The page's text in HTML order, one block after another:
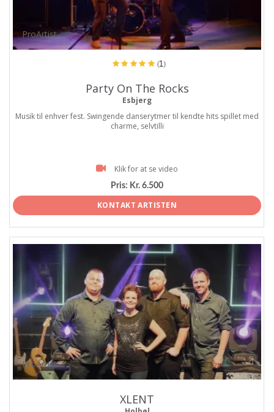
ProArtist
(1)
Party On The Rocks
Esbjerg
Musik til enhver fest. Swingende danserytmer til kendte hits spillet med
charme, selvtilli
Klik for at se video
Pris: Kr. 6.500
KONTAKT ARTISTEN
ProArtist
XLENT